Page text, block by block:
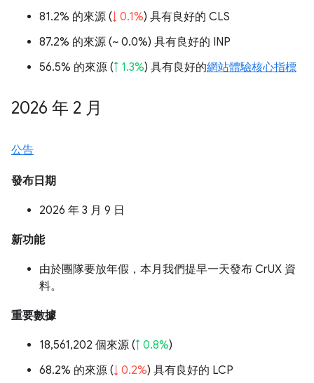
81.2% 的來源 (↓ 0.1%) 具有良好的 CLS
87.2% 的來源 (~ 0.0%) 具有良好的 INP
56.5% 的來源 (↑ 1.3%) 具有良好的網站體驗核心指標
2026 年 2 月
公告
發布日期
2026 年 3 月 9 日
新功能
由於團隊要放年假，本月我們提早一天發布 CrUX 資
料。
重要數據
18,561,202 個來源 (↑ 0.8%)
68.2% 的來源 (↓ 0.2%) 具有良好的 LCP